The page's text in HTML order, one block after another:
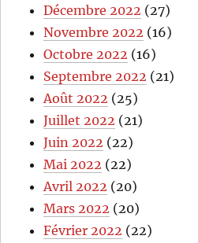
Décembre 2022 (27)
Novembre 2022 (16)
Octobre 2022 (16)
Septembre 2022 (21)
Août 2022 (25)
Juillet 2022 (21)
Juin 2022 (22)
Mai 2022 (22)
Avril 2022 (20)
Mars 2022 (20)
Février 2022 (22)